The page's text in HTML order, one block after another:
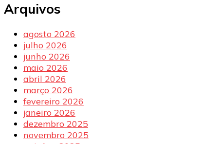
Arquivos
agosto 2026
julho 2026
junho 2026
maio 2026
abril 2026
março 2026
fevereiro 2026
janeiro 2026
dezembro 2025
novembro 2025